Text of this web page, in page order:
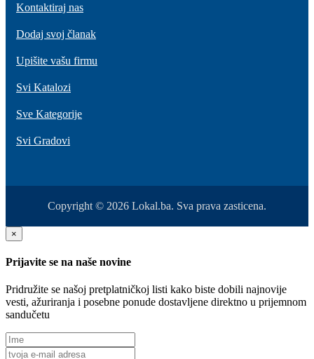
Kontaktiraj nas
Dodaj svoj članak
Upišite vašu firmu
Svi Katalozi
Sve Kategorije
Svi Gradovi
Copyright © 2026 Lokal.ba. Sva prava zasticena.
×
Prijavite se na naše novine
Pridružite se našoj pretplatničkoj listi kako biste dobili najnovije
vesti, ažuriranja i posebne ponude dostavljene direktno u prijemnom
sandučetu